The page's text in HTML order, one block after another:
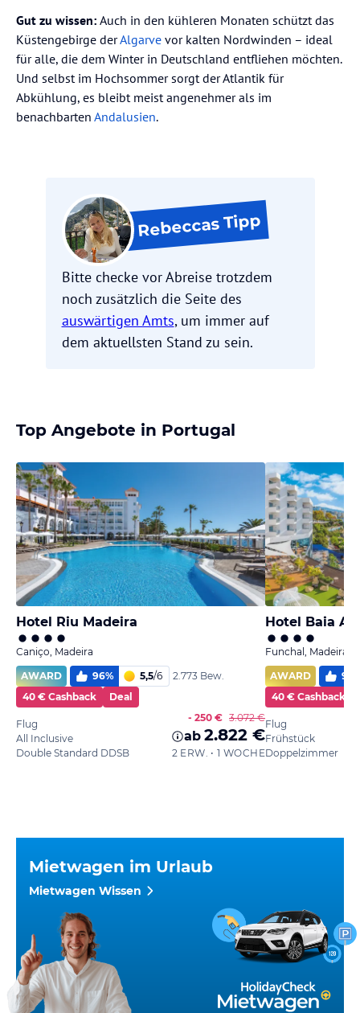
Gut zu wissen: Auch in den kühleren Monaten schützt das
Küstengebirge derAlgarve vor kalten Nordwinden – ideal
für alle, die dem Winter in Deutschland entfliehen möchten.
Und selbst im Hochsommer sorgt der Atlantik für
Abkühlung, es bleibt meist angenehmer als im
benachbarten Andalusien.
RebeccasTipp
Bitte checke vor Abreise trotzdem
noch zusätzlich die Seite des
auswärtigen Amts, um immer auf
dem aktuellsten Stand zu sein.
Top Angebote in Portugal
Hotel Riu Madeira
Caniço, Madeira
AWARD
96% 5,5/6
2.773 Bew.
40 € Cashback
Deal
Flug
All Inclusive
Double Standard DDSB
- 250 € 3.072 €
ab 2.822 €
2 ERW. • 1 WOCHE
Hotel Baia
Funchal, Madeira
AWARD
97
40 € Cashback
Flug
Frühstück
Doppelzimmer
Mietwagen im Urlaub
Mietwagen Wissen